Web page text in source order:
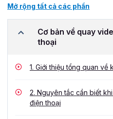
Mở rộng tất cả các phần
Cơ bản về quay
thoại
1. Giới thiệu tổng quan về
2. Nguyên tắc cần biết
điện thoại